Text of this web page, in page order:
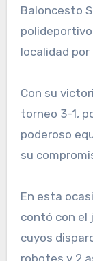
Baloncesto
localidad por
Con su
torneo 3-1,
poderoso
su
En esta
contó con el
cuyos